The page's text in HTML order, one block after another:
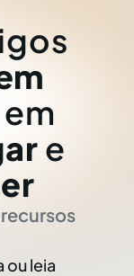
em
e
ou leia